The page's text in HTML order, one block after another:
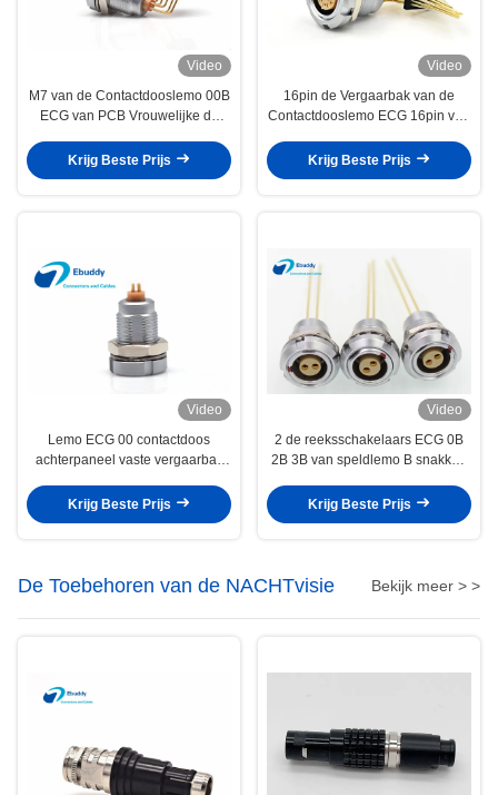
Video
M7 van de Contactdooslemo 00B
ECG van PCB Vrouwelijke de
Gedrukte Kringsraad
Krijg Beste Prijs
Video
16pin de Vergaarbak van de
Contactdooslemo ECG 16pin van
ECG.1B.316.CLV
Krijg Beste Prijs
Video
Lemo ECG 00 contactdoos
achterpaneel vaste vergaarbak
Krijg Beste Prijs
Video
2 de reeksschakelaars ECG 0B
2B 3B van speldlemo B snakken
ECG.0B.302.CLN van speldpcb
Krijg Beste Prijs
De Toebehoren van de NACHTvisie Bekijk meer > >